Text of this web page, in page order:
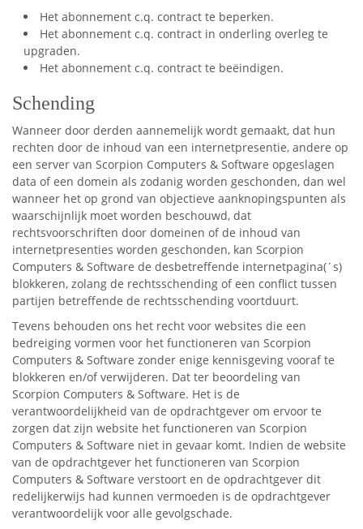
Het abonnement c.q. contract te beperken.
Het abonnement c.q. contract in onderling overleg te
upgraden.
Het abonnement c.q. contract te beëindigen.
Schending
Wanneer door derden aannemelijk wordt gemaakt, dat hun
rechten door de inhoud van een internetpresentie, andere op
een server van Scorpion Computers & Software opgeslagen
data of een domein als zodanig worden geschonden, dan wel
wanneer het op grond van objectieve aanknopingspunten als
waarschijnlijk moet worden beschouwd, dat
rechtsvoorschriften door domeinen of de inhoud van
internetpresenties worden geschonden, kan Scorpion
Computers & Software de desbetreffende internetpagina(´s)
blokkeren, zolang de rechtsschending of een conflict tussen
partijen betreffende de rechtsschending voortduurt.
Tevens behouden ons het recht voor websites die een
bedreiging vormen voor het functioneren van Scorpion
Computers & Software zonder enige kennisgeving vooraf te
blokkeren en/of verwijderen. Dat ter beoordeling van
Scorpion Computers & Software. Het is de
verantwoordelijkheid van de opdrachtgever om ervoor te
zorgen dat zijn website het functioneren van Scorpion
Computers & Software niet in gevaar komt. Indien de website
van de opdrachtgever het functioneren van Scorpion
Computers & Software verstoort en de opdrachtgever dit
redelijkerwijs had kunnen vermoeden is de opdrachtgever
verantwoordelijk voor alle gevolgschade.